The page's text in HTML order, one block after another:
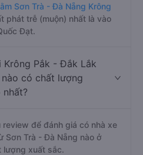
Sơn Trà - Đà Nẵng Krông
phát trễ (muộn) nhất là vào
Đạt.
Krông Pắk - Đắk Lắk
có chất lượng
để đánh giá có nhà xe
Sơn Trà - Đà Nẵng nào ở
lượng xuất sắc.